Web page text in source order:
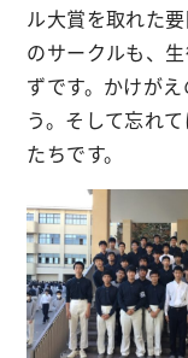
ル大賞を取れた
のサークルも、
ずです。かけが
う。そして忘れ
たちです。